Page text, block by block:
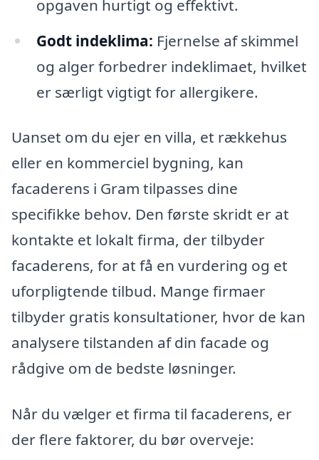
opgaven hurtigt og effektivt.
Godt indeklima: Fjernelse af skimmel
og alger forbedrer indeklimaet, hvilket
er særligt vigtigt for allergikere.
Uanset om du ejer en villa, et rækkehus
eller en kommerciel bygning, kan
facaderens i Gram tilpasses dine
specifikke behov. Den første skridt er at
kontakte et lokalt firma, der tilbyder
facaderens, for at få en vurdering og et
uforpligtende tilbud. Mange firmaer
tilbyder gratis konsultationer, hvor de kan
analysere tilstanden af din facade og
rådgive om de bedste løsninger.
Når du vælger et firma til facaderens, er
der flere faktorer, du bør overveje: